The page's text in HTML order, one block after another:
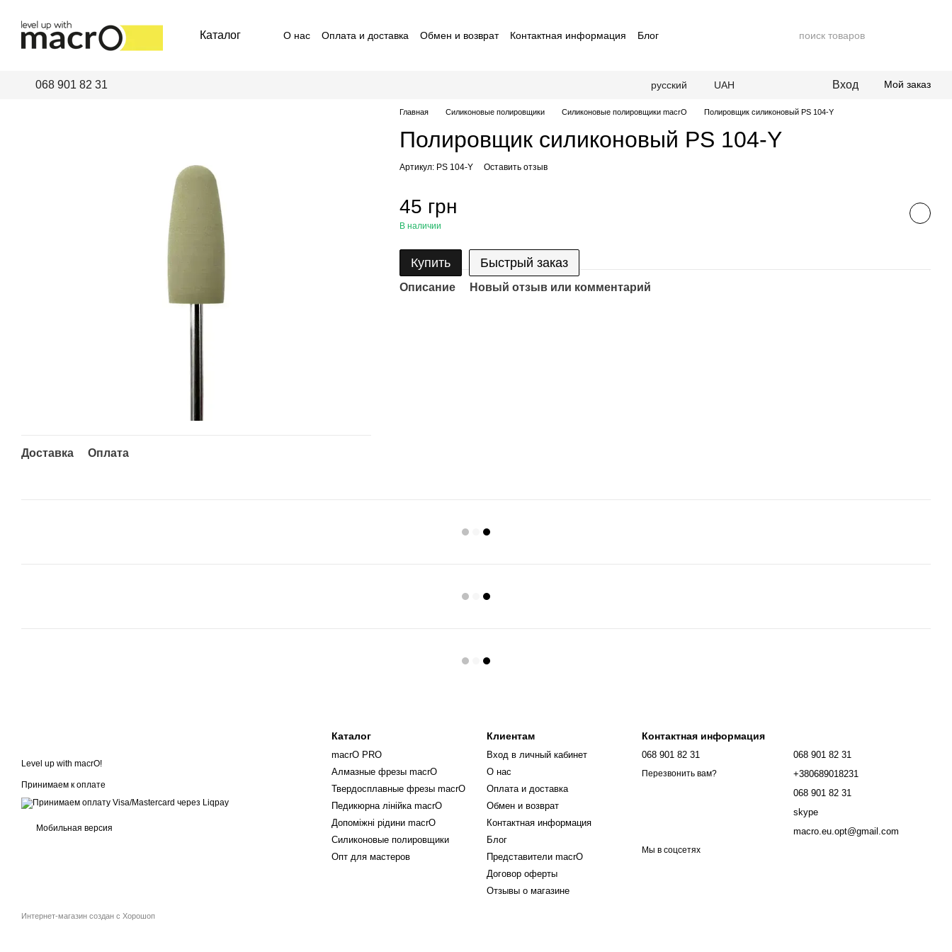
Каталог О нас Оплата и доставка Обмен и возврат Контактная информация
Блог
068 901 82 31 русский UAH Вход Мой заказ
Доставка Оплата
Главная Силиконовые полировщики Силиконовые полировщики macrO Полировщик силиконовый PS 104-Y
Полировщик силиконовый PS 104-Y
Артикул: PS 104-Y Оставить отзыв
45 грн
В наличии
Купить Быстрый заказ
Описание Новый отзыв или комментарий
Level up with macrO!
Принимаем к оплате
Мобильная версия
Интернет-магазин создан с Хорошоп
Каталог
macrO PRO
Алмазные фрезы macrO
Твердосплавные фрезы macrO
Педикюрна лінійка macrO
Допоміжні рідини macrO
Силиконовые полировщики
Опт для мастеров
Клиентам
Вход в личный кабинет
О нас
Оплата и доставка
Обмен и возврат
Контактная информация
Блог
Представители macrO
Договор оферты
Отзывы о магазине
Контактная информация
068 901 82 31
Перезвонить вам?
068 901 82 31
+380689018231
068 901 82 31
skype
macro.eu.opt@gmail.com
Мы в соцсетях